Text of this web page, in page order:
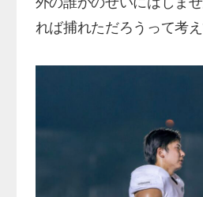
れば捕れただろうって考え